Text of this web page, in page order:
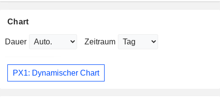
Chart
Dauer Zeitraum
PX1: Dynamischer Chart